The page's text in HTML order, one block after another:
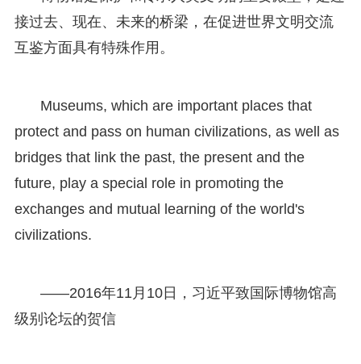
接过去、现在、未来的桥梁，在促进世界文明交流
互鉴方面具有特殊作用。
Museums, which are important places that
protect and pass on human civilizations, as well as
bridges that link the past, the present and the
future, play a special role in promoting the
exchanges and mutual learning of the world's
civilizations.
——2016年11月10日，习近平致国际博物馆高
级别论坛的贺信